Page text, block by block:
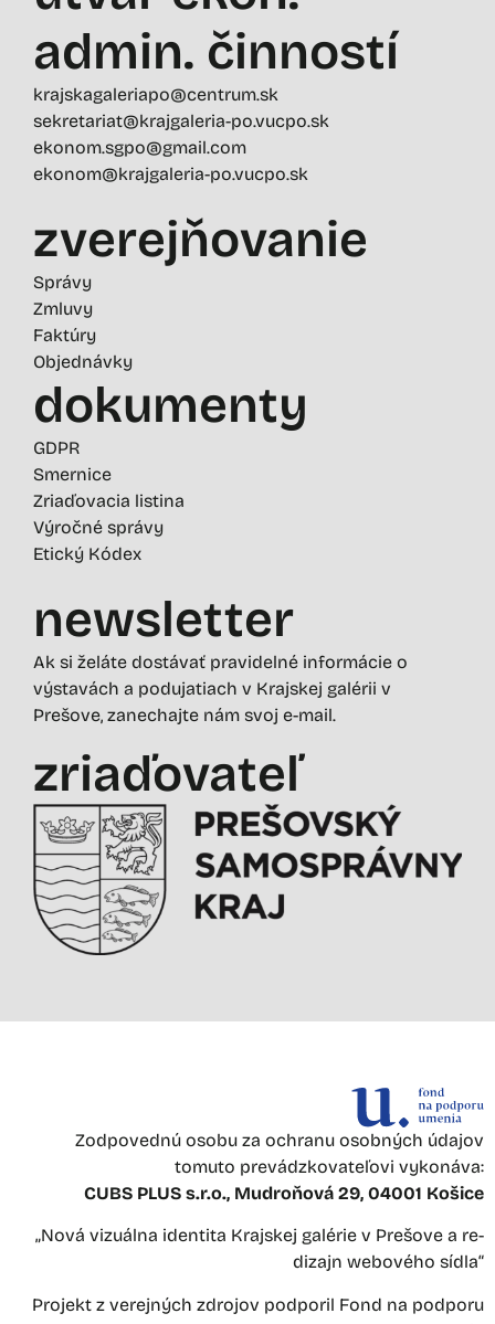
admin. činností
krajskagaleriapo@centrum.sk
sekretariat@krajgaleria-po.vucpo.sk
ekonom.sgpo@gmail.com
ekonom@krajgaleria-po.vucpo.sk
zverejňovanie
Správy
Zmluvy
Faktúry
Objednávky
dokumenty
GDPR
Smernice
Zriaďovacia listina
Výročné správy
Etický Kódex
newsletter
Ak si želáte dostávať pravidelné informácie o
výstavách a podujatiach v Krajskej galérii v
Prešove, zanechajte nám svoj e-mail.
zriaďovateľ
Zodpovednú osobu za ochranu osobných údajov
tomuto prevádzkovateľovi vykonáva:
CUBS PLUS s.r.o., Mudroňová 29, 04001 Košice
„Nová vizuálna identita Krajskej galérie v Prešove a re-
dizajn webového sídla“
Projekt z verejných zdrojov podporil Fond na podporu